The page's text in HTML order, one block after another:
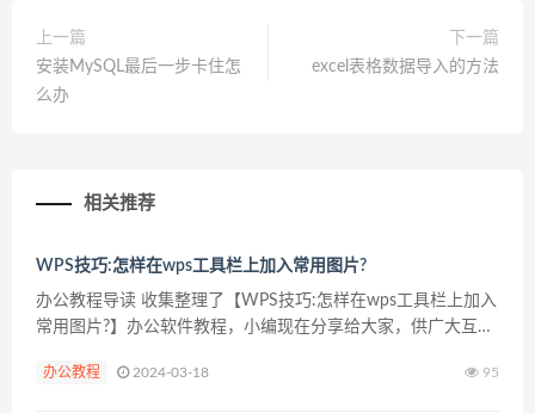
上一篇
安装MySQL最后一步卡住怎
么办
下一篇
excel表格数据导入的方法
相关推荐
WPS技巧:怎样在wps工具栏上加入常用图片?
办公教程导读 收集整理了【WPS技巧:怎样在wps工具栏上加入
常用图片?】办公软件教程，小编现在分享给大家，供广大互联
要1分钟。 办公教程内容图文 2.修改命令 ...
办公教程 2024-03-18 95